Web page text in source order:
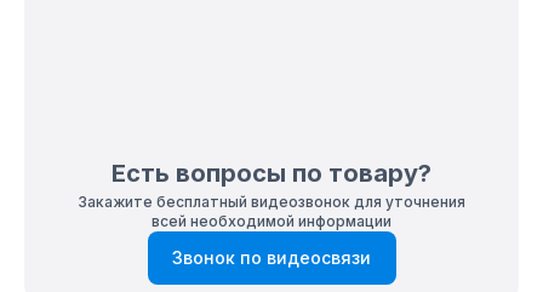
Есть вопросы по товару?
Закажите бесплатный видеозвонок для уточнения
всей необходимой информации
Звонок по видеосвязи